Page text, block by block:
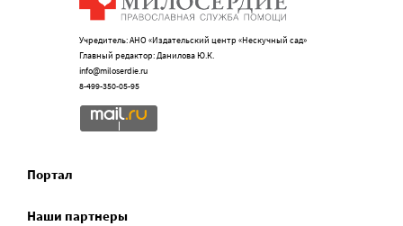
Учредитель: АНО «Издательский центр «Нескучный сад»
Главный редактор: Данилова Ю.К.
info@miloserdie.ru
8-499-350-05-95
Портал
Наши партнеры